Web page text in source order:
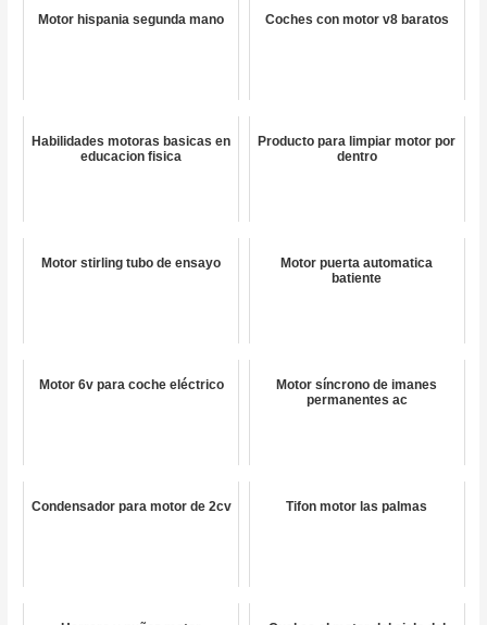
Motor hispania segunda mano Coches con motor v8 baratos
Habilidades motoras basicas en
educacion fisica
Producto para limpiar motor por
dentro
Motor stirling tubo de ensayo
Motor puerta automatica
batiente
Motor 6v para coche eléctrico
Motor síncrono de imanes
permanentes ac
Condensador para motor de 2cv Tifon motor las palmas